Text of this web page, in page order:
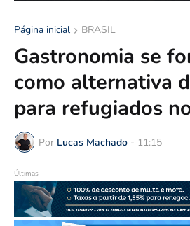
Página inicial BRASIL
Gastronomia se
como alternativa
para refugiados
Por Lucas Machado - 11:15
Últimas